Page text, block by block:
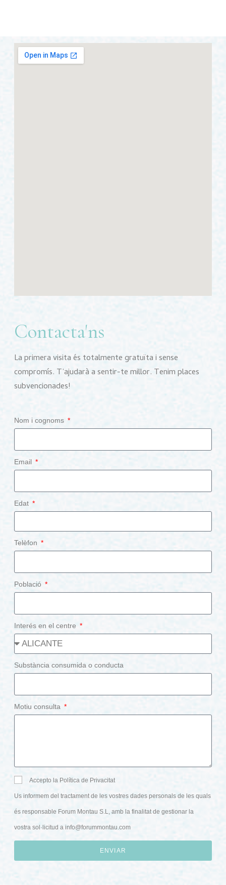
Contacta'ns
La primera visita és totalmente gratuïta i sense
compromís. T’ajudarà a sentir-te millor. Tenim places
subvencionades!
Nom i cognoms
Email
Edat
Telèfon
Població
Interés en el centre
Substància consumida o conducta
Motiu consulta
Accepto la Política de Privacitat
Us informem del tractament de les vostres dades personals de les quals
és responsable Forum Montau S.L, amb la finalitat de gestionar la
vostra sol·licitud ainfo@forummontau.com
ENVIAR